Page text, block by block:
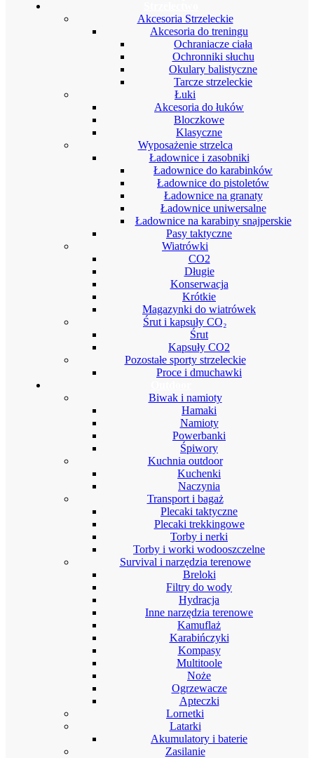
Akcesoria Strzeleckie
Akcesoria do treningu
Ochraniacze ciała
Ochronniki słuchu
Okulary balistyczne
Tarcze strzeleckie
Łuki
Akcesoria do łuków
Bloczkowe
Klasyczne
Wyposażenie strzelca
Ładownice i zasobniki
Ładownice do karabinków
Ładownice do pistoletów
Ładownice na granaty
Ładownice uniwersalne
Ładownice na karabiny snajperskie
Pasy taktyczne
Wiatrówki
CO2
Długie
Konserwacja
Krótkie
Magazynki do wiatrówek
Śrut i kapsuły CO₂
Śrut
Kapsuły CO2
Pozostałe sporty strzeleckie
Proce i dmuchawki
Biwak i namioty
Hamaki
Namioty
Powerbanki
Śpiwory
Kuchnia outdoor
Kuchenki
Naczynia
Transport i bagaż
Plecaki taktyczne
Plecaki trekkingowe
Torby i nerki
Torby i worki wodooszczelne
Survival i narzędzia terenowe
Breloki
Filtry do wody
Hydracja
Inne narzędzia terenowe
Kamuflaż
Karabińczyki
Kompasy
Multitoole
Noże
Ogrzewacze
Apteczki
Lornetki
Latarki
Akumulatory i baterie
Zasilanie